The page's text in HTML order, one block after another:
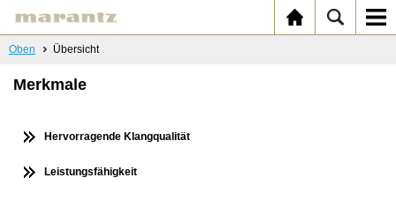
Oben Übersicht
Merkmale
Hervorragende Klangqualität
Leistungsfähigkeit